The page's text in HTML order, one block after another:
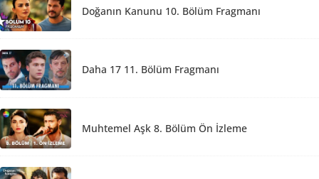
Doğanın Kanunu 10. Bölüm Fragmanı
Daha 17 11. Bölüm Fragmanı
Muhtemel Aşk 8. Bölüm Ön İzleme